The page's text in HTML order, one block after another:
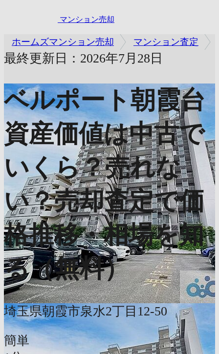
マンション売却
ホームズマンション売却 マンション査定
最終更新日：2026年7月28日
ベルポート朝霞台
資産価値は中古で
いくら？売れな
い？売却査定で価
格推移・相場を知
る（無料）
埼玉県朝霞市泉水2丁目12-50
簡単